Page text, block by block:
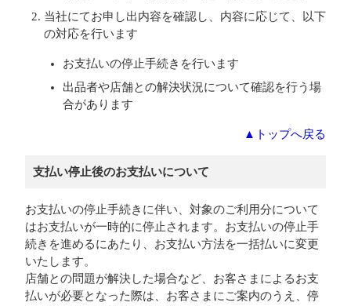
当社にてお申し出内容を確認し、内容に応じて、以下
の対応を行います
お支払いの停止手続きを行います
出品者や店舗との解決状況について確認を行う場
合があります
▲トップへ戻る
支払い停止後のお支払いについて
お支払いの停止手続きに伴い、対象のご利用分について
はお支払いが一時的に停止されます。お支払いの停止手
続きを進めるにあたり、お支払い方法を一括払いに変更
いたします。
店舗との問題が解決した場合など、お客さまによるお支
払いが必要となった際は、お客さまにご案内のうえ、停